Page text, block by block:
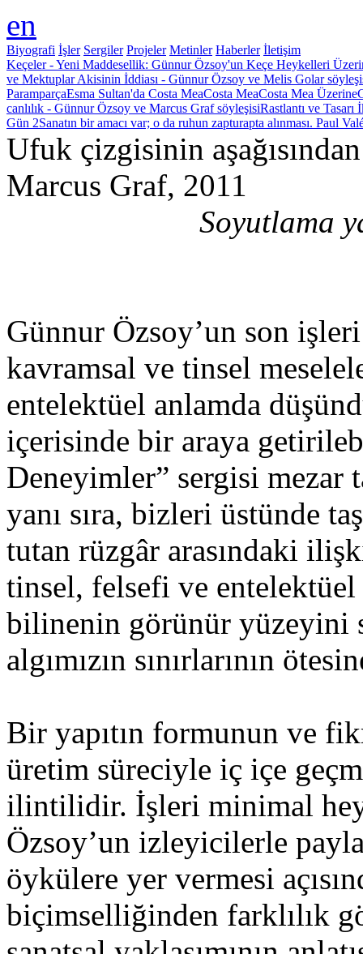
en
Biyografi İşler Sergiler Projeler Metinler Haberler İletişim
Keçeler - Yeni Maddesellik: Günnur Özsoy'un Keçe Heykelleri
ve MektuplarAkisinin İddiası - Günnur Özsoy ve Melis Golar
ParamparçaEsma Sultan'da Costa MeaCosta MeaCosta Mea Üzerine
canlılık - Günnur Özsoy ve Marcus Graf söyleşisiRastlantı ve Tasarı
Gün 2Sanatın bir amacı var; o da ruhun zapturapta alınması. Paul
Ufuk çizgisinin
Marcus Graf, 2011
Soyutlama
Günnur Özsoy’un son
kavramsal ve tinsel
entelektüel anlamda
içerisinde bir araya
Deneyimler” sergisi mezar
yanı sıra, bizleri üstünde
tutan rüzgâr arasındaki
tinsel, felsefi ve
bilinenin görünür yüzeyini
algımızın sınırlarının
Bir yapıtın formunun ve
üretim süreciyle iç içe
ilintilidir. İşleri minimal
Özsoy’un izleyicilerle
öykülere yer vermesi
biçimselliğinden farklılık